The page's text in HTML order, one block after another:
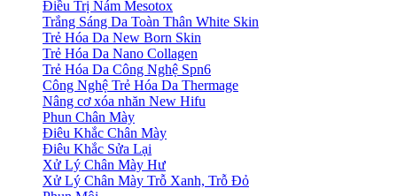
Điều Trị Nám Mesotox
Trắng Sáng Da Toàn Thân White Skin
Trẻ Hóa Da New Born Skin
Trẻ Hóa Da Nano Collagen
Trẻ Hóa Da Công Nghệ Spn6
Công Nghệ Trẻ Hóa Da Thermage
Nâng cơ xóa nhăn New Hifu
Phun Chân Mày
Điêu Khắc Chân Mày
Điêu Khắc Sửa Lại
Xử Lý Chân Mày Hư
Xử Lý Chân Mày Trỗ Xanh, Trỗ Đỏ